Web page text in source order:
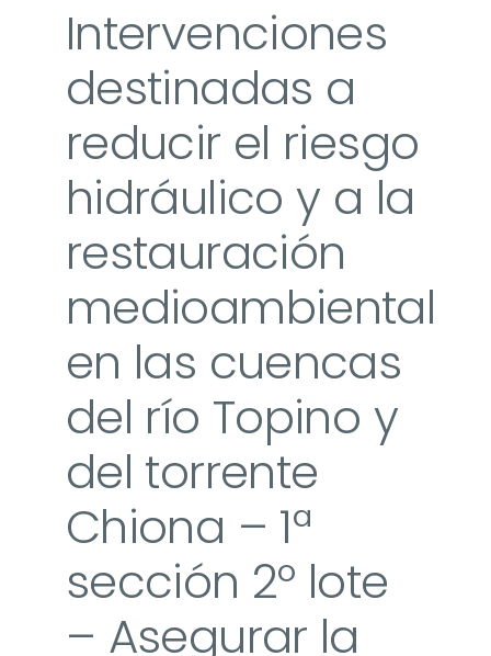
Intervenciones
destinadas a
reducir el riesgo
hidráulico y a la
restauración
medioambiental
en las cuencas
del río Topino y
del torrente
Chiona – 1ª
sección 2º lote
– Asegurar la